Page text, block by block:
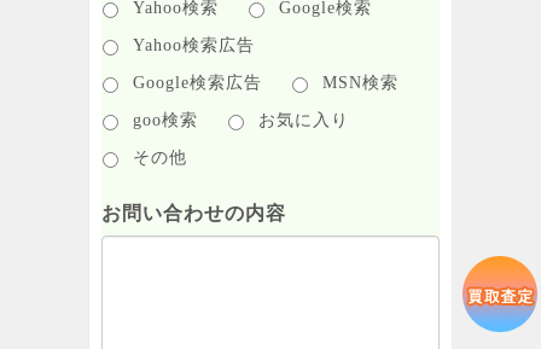
Yahoo検索 Google検索
Yahoo検索広告
Google検索広告 MSN検索
goo検索 お気に入り
その他
お問い合わせの内容